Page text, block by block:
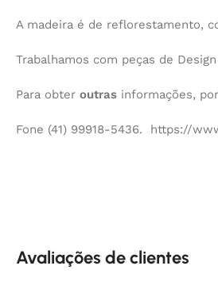
A madeira é de reflorestamento,
Trabalhamos com peças de
Para obter outras informações,
Fone (41) 99918-5436. https://
Avaliações de clientes